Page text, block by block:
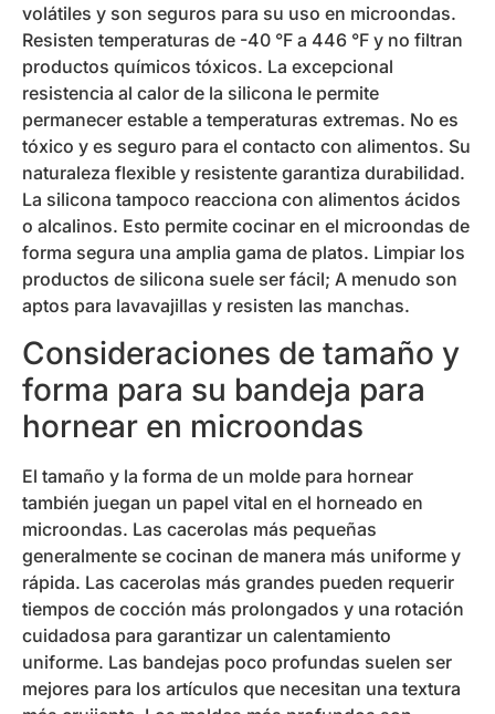
volátiles y son seguros para su uso en microondas.
Resisten temperaturas de -40 °F a 446 °F y no filtran
productos químicos tóxicos. La excepcional
resistencia al calor de la silicona le permite
permanecer estable a temperaturas extremas. No es
tóxico y es seguro para el contacto con alimentos. Su
naturaleza flexible y resistente garantiza durabilidad.
La silicona tampoco reacciona con alimentos ácidos
o alcalinos. Esto permite cocinar en el microondas de
forma segura una amplia gama de platos. Limpiar los
productos de silicona suele ser fácil; A menudo son
aptos para lavavajillas y resisten las manchas.
Consideraciones de tamaño y
forma para su bandeja para
hornear en microondas
El tamaño y la forma de un molde para hornear
también juegan un papel vital en el horneado en
microondas. Las cacerolas más pequeñas
generalmente se cocinan de manera más uniforme y
rápida. Las cacerolas más grandes pueden requerir
tiempos de cocción más prolongados y una rotación
cuidadosa para garantizar un calentamiento
uniforme. Las bandejas poco profundas suelen ser
mejores para los artículos que necesitan una textura